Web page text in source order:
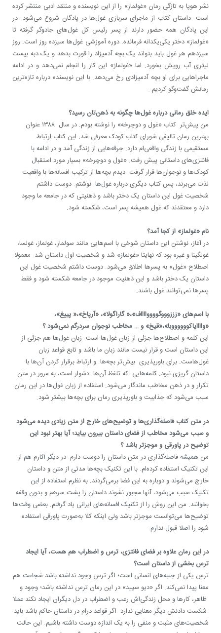
نشر هوپا به تازگی رمان «غولماز» را از این نویسنده و منتقد ادبی منتشر کرده
است. داستان کتاب از ماجرای سربازی غول‌ها در پادگان شروع می‌شود. در
این پادگان همه حضور دارند از پسر رئیس کل غول‌های جادوگر گرفته تا
«غولماز» دختر یکی‌یکدانه فرمانده. دوره آموزشی غول‌ها سیزده روز است. روز
سیزدهم هر غول باید بتواند یک بچه آدمیزاد را قورت بدهد و یک دبه بیست
لیتری آب رویش بخورد. اما «غولماز» این کار را انجام نمی‌دهد و در ادامه
ماجراهایی برای او بچه آدمیزادی رخ می‌دهد. با این نویسنده درباره تازه‌ترین
رمانش گفت‌و‌گو کردیم…
ایده خلق رمانی درباره غول‌ها چگونه به ذهن‌تان رسید؟
من پیش‌تر کتاب «غول و دوچرخه» را نوشته بودم. در سال ۱۳۸۸ عنوان
بهترین رمان تالیفی شورای کتاب کودک معرفی شد. این کتاب ارتباط
مستقیمی با زندگی واقعی‌ام دارد. جرقه‌هایی از زندگی آمد و در ادامه با
فانتزی‌های داستانی پیش‌ رفت. «غول و دوچرخه» بسیار مورد استقبال
کودک‌ها و نوجوان‌ها قرار گرفت. دیدم بچه‌ها از ترکیب افسانه‌ها با واقعیت
لذت می‌برند، پس کتاب دیگری درباره غول‌ها نوشتم. دوست داشتم
شخصیت غول این داستان یک دختر باشد و ذهنیتی که در جامعه ما وجود
دارد و معتقدند که غول همیشه پسر است، شکسته شود.
نام «غولماز» از کجا آمد؟
در آغاز، نوشتن این داستان شوخی با اسم‌هایی مانند سولماز، غولماز، غولسا،
غولگینا و غیره بود که نهایتا «غولماز» شد و شخصیت اول داستان شد. معمولا
اصطلاح «غول» به پسرها اطلاق می‌شود. دوست داشتم شخصیت غول این
داستان یک دختر باشد و این ذهنیت موجود در جامعه شکسته شود و فقط
پسر‌ها نمی‌توانند غول باشند.
با اسم‌های «زززوووگووووااااف»،« گاراگولا»، «آرپاخ»،« پییغ»،
«واااایاکووووووبا»،«قیخ» و … مخاطب نوجوان سردرگم نمی‌شود ؟
این کلمه و اصطلاح‌ها جزئی از زبان غول‌ها است. زبان غول‌ها هم جزئی از
این داستان است و قرار نیست مانند زبان ما باشد و تابع قواعد زبان
غول‌هاست. برای باورپذیری بیش‌تر بچه‌ها و ارتباط برقرار کردن آن‌ها با
داستان گریزی نبود. کلمه‌هایی که تلفظ آن‌ها دشوار است، به مرور در متن
تکرار و در ذهن مخاطب ماندگار می‌شود. استفاده از زبان غول‌ها در این رمان
سبب می‌شود که جذابیت و باورپذیری رمان برای بچه‌ها بیشتر شود.
در متن کتاب فاصله‌گذاری‌ها و توضیح‌های خارج از متن زیادی دیده می‌شود
و سبب می‌شود مخاطب از فضای داستان بیرون بیاید؛ آیا بهتر نبود این
توضیح‌ در پاورقی و موجزتر باشد ؟
من همیشه فاصله‌گذاری در متن داستان را دوست دارم. در دیگر آثارم هم از
این تکنیک استفاده کرده‌ام. با این تکنیک بچه‌ها مدتی از متن و داستان
خارج می‌شوند و دوباره به این فضا برمی‌گردند. به نظرم استفاده از این
تکنیک سبب می‌شود، آنها مجبور نشوند داستان را پشت سرهم و بدون وقفه
بخوانند. من این روش را از تکنیک افسانه‌های ایرانی یاد گرفتم. بعضی وقت‌ها
توضیح‌ها می‌توانست موجزتر باشد ولی اینکه کلا به‌صورت پاورقی استفاده
شود را اصلا قبول ندارم.
در این رمان علاوه بر فضای فانتزی، ترس و اضطراب هم هست، آیا ایجاد
ترس بخشی از داستان است؟
ترس یکی از جنبه‌های انسانی است؛ اگر ترس وجود نداشته باشد شجاعت هم
معنا پیدا نمی‌کند. اگر «دیو سپید» در این رمان ترس نداشته باشد؛ وجود و
ظاهر، کارها و محل زندگی‌اش رعب و اضطراب در دل دیگران ایجاد نکند عملا
شکست دادنش دیگر معنایی ندارد. اگر قواعد درام در داستان حاکم باشد باید
شخصیت‌های مثبت و منفی را به یک اندازه دوست داشته باشیم. این حالت